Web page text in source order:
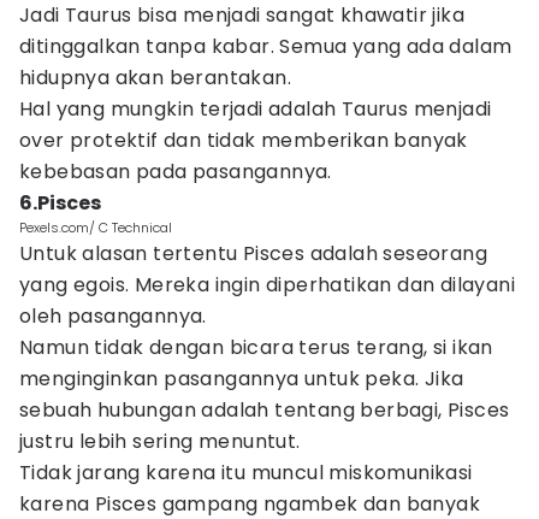
Jadi Taurus bisa menjadi sangat khawatir jika
ditinggalkan tanpa kabar. Semua yang ada dalam
hidupnya akan berantakan.
Hal yang mungkin terjadi adalah Taurus menjadi
over protektif dan tidak memberikan banyak
kebebasan pada pasangannya.
6.Pisces
Pexels.com/ C Technical
Untuk alasan tertentu Pisces adalah seseorang
yang egois. Mereka ingin diperhatikan dan dilayani
oleh pasangannya.
Namun tidak dengan bicara terus terang, si ikan
menginginkan pasangannya untuk peka. Jika
sebuah hubungan adalah tentang berbagi, Pisces
justru lebih sering menuntut.
Tidak jarang karena itu muncul miskomunikasi
karena Pisces gampang ngambek dan banyak